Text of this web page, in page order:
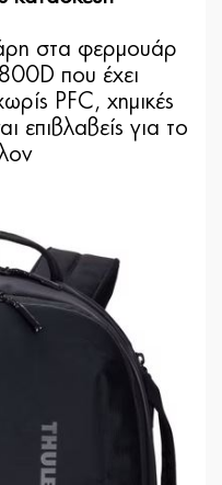
στα φερμουάρ
που έχει
PFC, χημικές
επιβλαβείς για το